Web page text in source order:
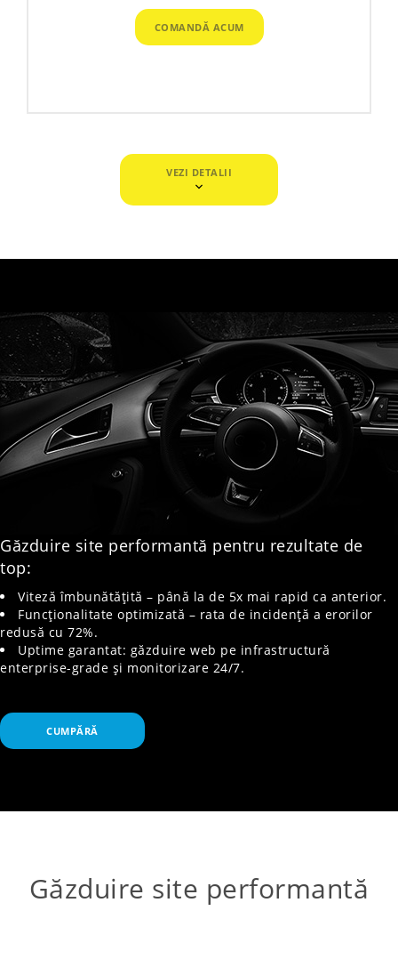
COMANDĂ ACUM
VEZI DETALII
Găzduire site performantă pentru rezultate de
top:
Viteză îmbunătățită – până la de 5x mai rapid ca anterior.
Funcționalitate optimizată – rata de incidență a erorilor
redusă cu 72%.
Uptime garantat: găzduire web pe infrastructură
enterprise-grade și monitorizare 24/7.
CUMPĂRĂ
Găzduire site performantă